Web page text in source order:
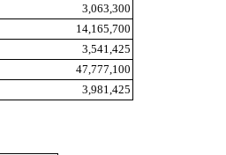
3,063,300
14,165,700
3,541,425
47,777,100
3,981,425